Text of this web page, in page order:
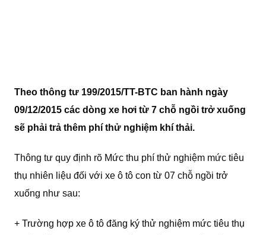
Theo thông tư 199/2015/TT-BTC ban hành ngày
09/12/2015 các dòng xe hơi từ 7 chỗ ngồi trở xuống
sẽ phải trả thêm phí thử nghiệm khí thải.
Thông tư quy định rõ Mức thu phí thử nghiệm mức tiêu
thụ nhiên liệu đối với xe ô tô con từ 07 chỗ ngồi trở
xuống như sau:
+ Trường hợp xe ô tô đăng ký thử nghiệm mức tiêu thụ